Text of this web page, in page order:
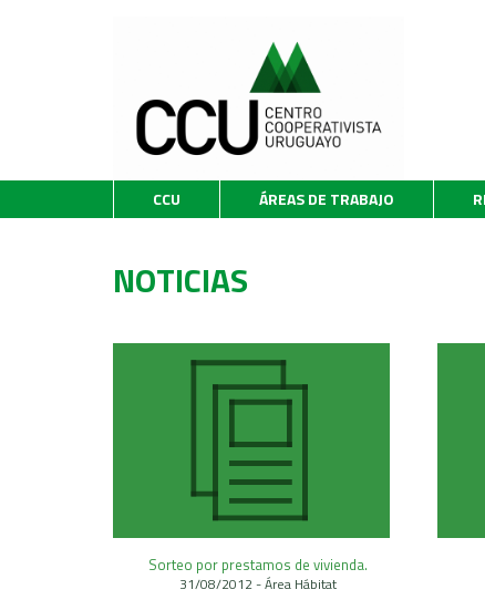
CCU ÁREAS DE TRABAJO
NOTICIAS
Sorteo por prestamos de vivienda.
31/08/2012 - Área Hábitat